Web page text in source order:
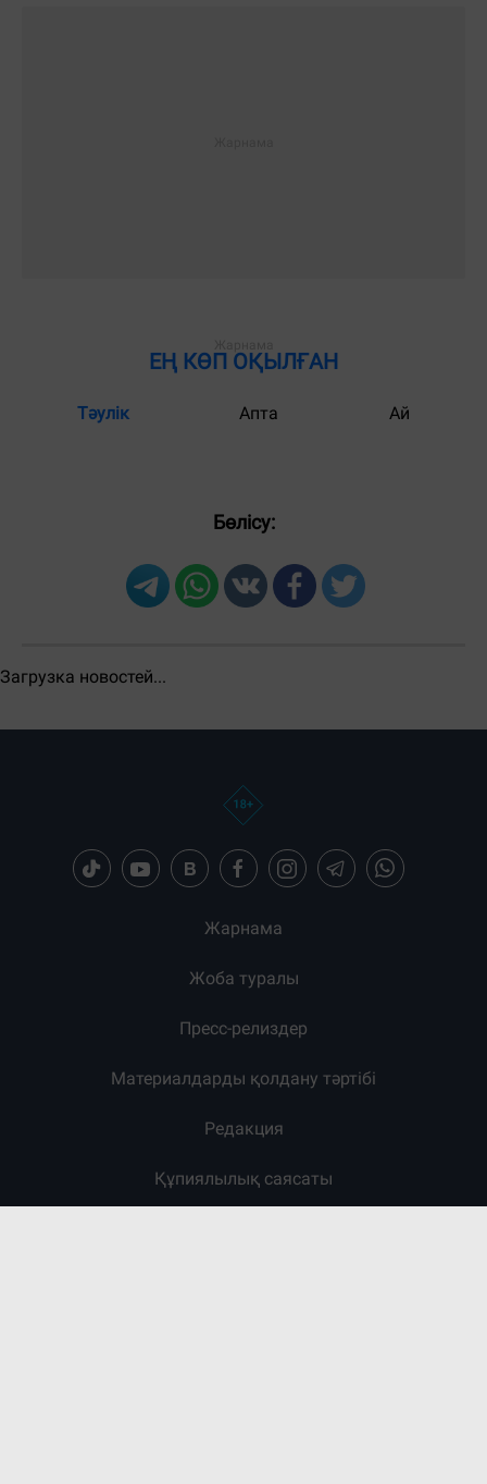
ЕҢ КӨП ОҚЫЛҒАН
Тәулік Апта Ай
Бөлісу:
Загрузка новостей...
Жарнама
Жоба туралы
Пресс-релиздер
Материалдарды қолдану тәртібі
Редакция
Құпиялылық саясаты